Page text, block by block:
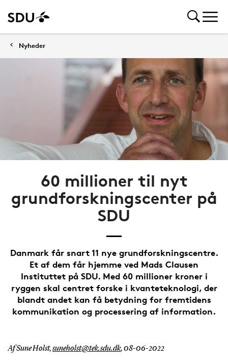
Nyheder
60 millioner til nyt
grundforskningscenter på
SDU
Danmark får snart 11 nye grundforskningscentre.
Et af dem får hjemme ved Mads Clausen
Instituttet på SDU. Med 60 millioner kroner i
ryggen skal centret forske i kvanteteknologi, der
blandt andet kan få betydning for fremtidens
kommunikation og processering af information.
Af Sune Holst,suneholst@tek.sdu.dk,08-06-2022